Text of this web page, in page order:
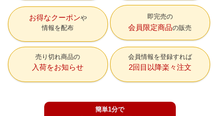
お得なクーポン
情報を配布
即完売の
会員限定商品の販売
売り切れ商品の
入荷をお知らせ
会員情報を登録すれば
2回目以降楽々注文
簡単1分で